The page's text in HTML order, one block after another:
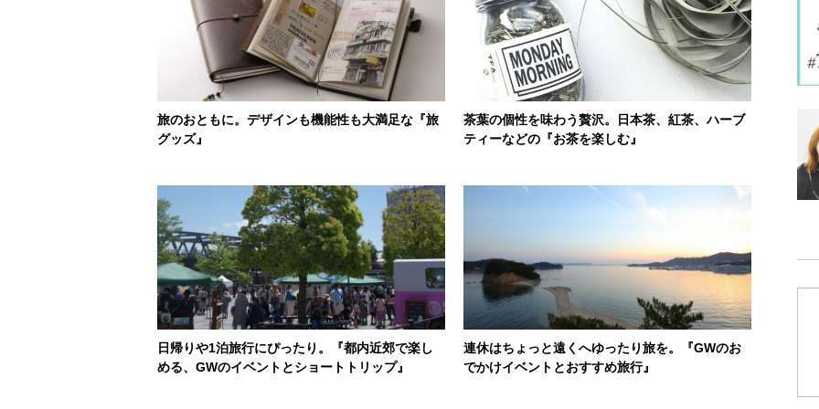
旅のおともに。デザインも機能性も大満足な『旅
グッズ』
茶葉の個性を味わう贅沢。日本茶、紅茶、ハーブ
ティーなどの『お茶を楽しむ』
日帰りや1泊旅行にぴったり。『都内近郊で楽し
める、GWのイベントとショートトリップ』
連休はちょっと遠くへゆったり旅を。『GWのお
でかけイベントとおすすめ旅行』